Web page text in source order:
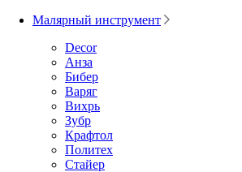
Малярный инструмент
Decor
Анза
Бибер
Варяг
Вихрь
Зубр
Крафтол
Политех
Стайер